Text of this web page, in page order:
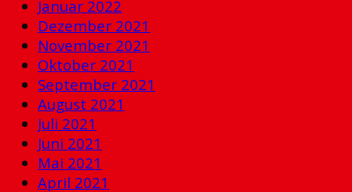
Januar 2022
Dezember 2021
November 2021
Oktober 2021
September 2021
August 2021
Juli 2021
Juni 2021
Mai 2021
April 2021